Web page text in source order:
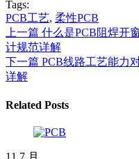
Tags:
PCB工艺, 柔性PCB
上一篇 什么是PCB阻焊开
计规范详解
下一篇 PCB线路工艺能力
详解
Related Posts
11 7 月